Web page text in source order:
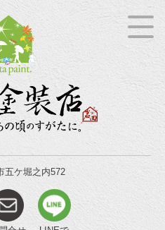
五ケ堀之内572